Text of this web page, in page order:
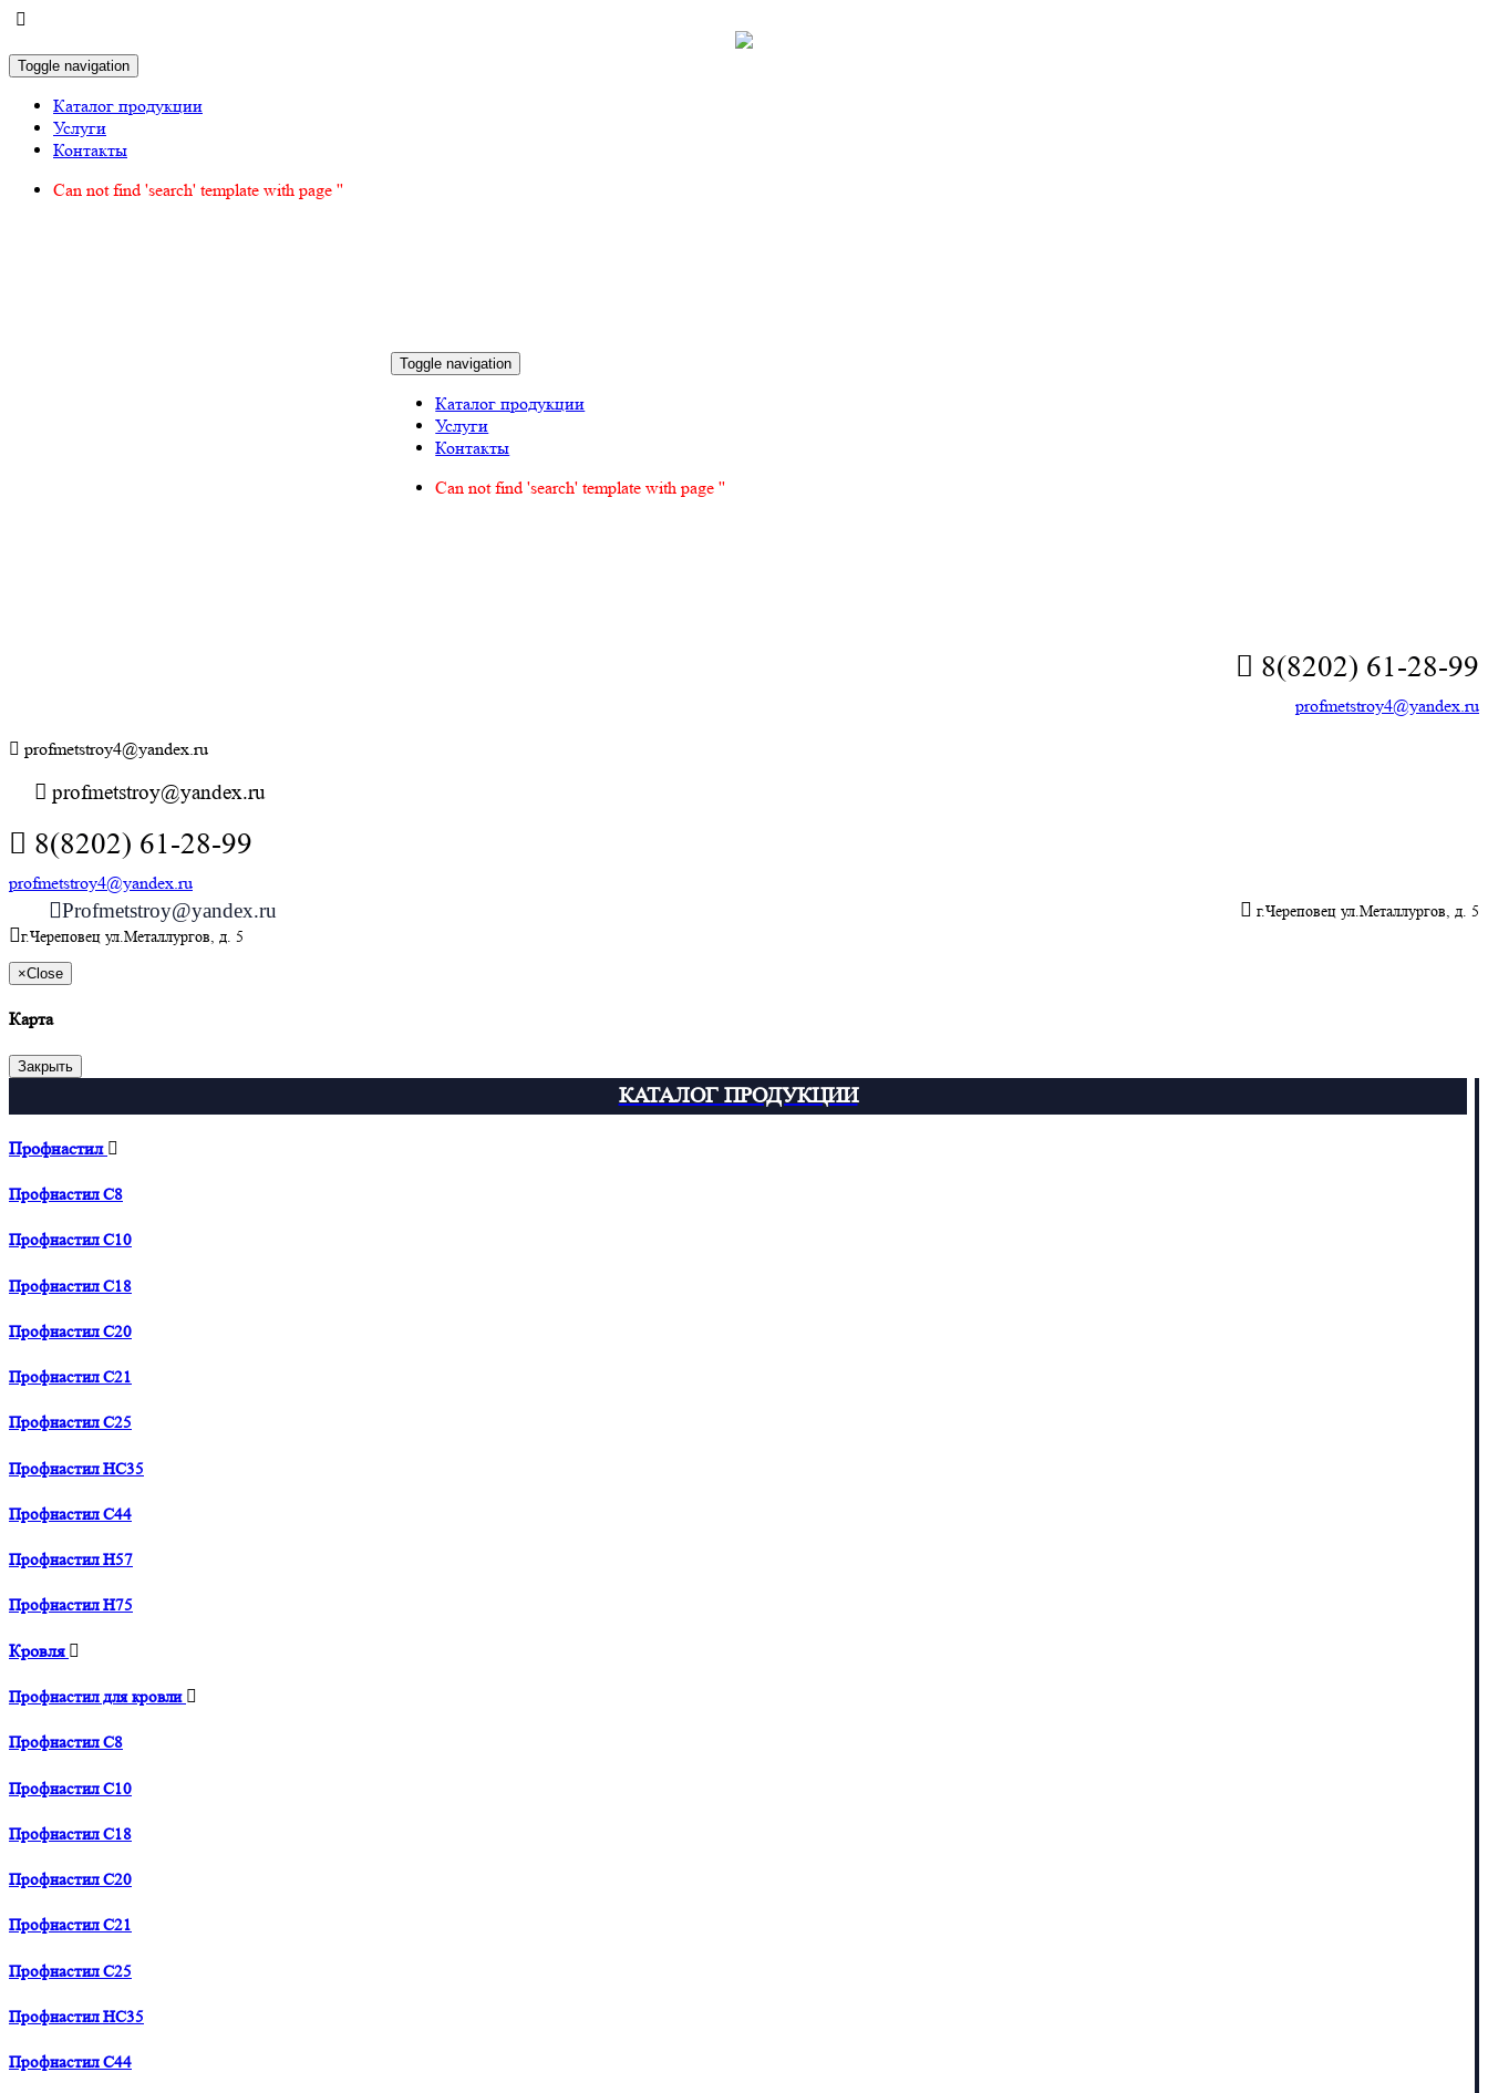
Toggle navigation
Каталог продукции
Услуги
Контакты
Can not find 'search' template with page ''
Toggle navigation
Каталог продукции
Услуги
Контакты
Can not find 'search' template with page ''
8(8202) 61-28-99
profmetstroy4@yandex.ru
profmetstroy4@yandex.ru
profmetstroy@yandex.ru
8(8202) 61-28-99
profmetstroy4@yandex.ru
Profmetstroy@yandex.ru
г.Череповец ул.Металлургов, д. 5
г.Череповец ул.Металлургов, д. 5
×Close
Карта
Закрыть
КАТАЛОГ ПРОДУКЦИИ
Профнастил
Профнастил С8
Профнастил С10
Профнастил С18
Профнастил С20
Профнастил С21
Профнастил С25
Профнастил HC35
Профнастил С44
Профнастил H57
Профнастил H75
Кровля
Профнастил для кровли
Профнастил С8
Профнастил С10
Профнастил С18
Профнастил С20
Профнастил С21
Профнастил С25
Профнастил HC35
Профнастил С44